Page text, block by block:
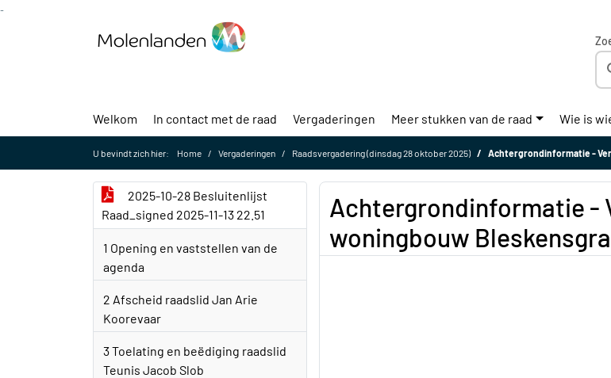
Welkom In contact met de raad Vergaderingen Meer stukken van de raad Wie is
U bevindt zich hier: Home Vergaderingen Raadsvergadering (dinsdag 28 oktober 2025) Achtergrondinformatie -
2025-10-28 Besluitenlijst
Raad_signed 2025-11-13 22.51
1 Opening en vaststellen van de
agenda
2 Afscheid raadslid Jan Arie
Koorevaar
3 Toelating en beëdiging raadslid
Teunis Jacob Slob
Achtergrondinformatie -
woningbouw